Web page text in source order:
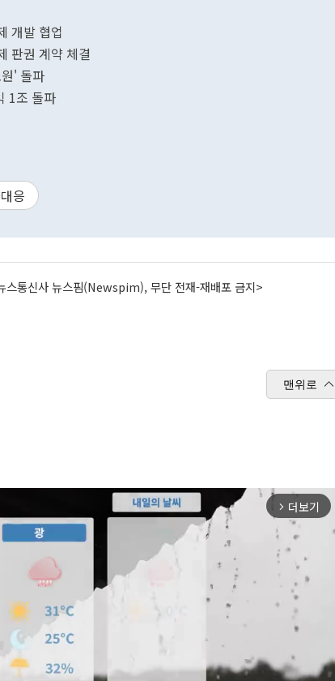
개발 협업
판권 계약 체결
' 돌파
1조 돌파
응
스통신사 뉴스핌(Newspim), 무단 전재-재배포 금지>
맨위로
arrow_forward_ios 더보기